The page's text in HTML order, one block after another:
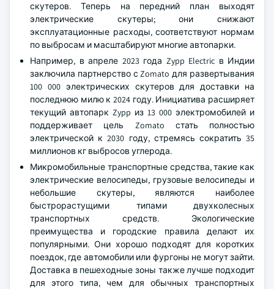
скутеров. Теперь на передний план выходят
электрические скутеры; они снижают
эксплуатационные расходы, соответствуют нормам
по выбросам и масштабируют многие автопарки.
Например, в апреле 2023 года Zypp Electric в Индии
заключила партнерство с Zomato для развертывания
100 000 электрических скутеров для доставки на
последнюю милю к 2024 году. Инициатива расширяет
текущий автопарк Zypp из 13 000 электромобилей и
поддерживает цель Zomato стать полностью
электрической к 2030 году, стремясь сократить 35
миллионов кг выбросов углерода.
Микромобильные транспортные средства, такие как
электрические велосипеды, грузовые велосипеды и
небольшие скутеры, являются наиболее
быстрорастущими типами двухколесных
транспортных средств. Экологические
преимущества и городские правила делают их
популярными. Они хорошо подходят для коротких
поездок, где автомобили или фургоны не могут зайти.
Доставка в пешеходные зоны также лучше подходит
для этого типа, чем для обычных транспортных